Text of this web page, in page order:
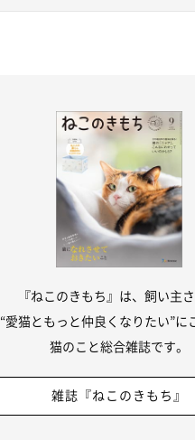
『ねこのきもち』は、飼い主
“愛猫ともっと仲良くなりたい”に
猫のこと総合雑誌です。
雑誌『ねこのきもち』